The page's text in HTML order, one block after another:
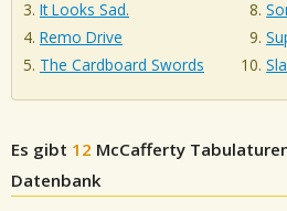
It Looks Sad.
Remo Drive
The Cardboard Swords
Es gibt 12 McCafferty
Datenbank